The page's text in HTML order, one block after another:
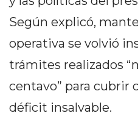
DELIVERIES
CÓMO ORGANIZAR
PEDIDOS DE DELIVERY
Según explicó,
operativa se volvió
trámites realizados
centavo” para cubrir
déficit insalvable.